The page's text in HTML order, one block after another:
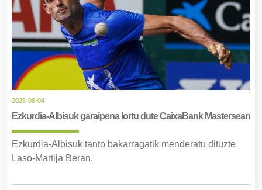
2026-08-04
Ezkurdia-Albisuk garaipena lortu dute CaixaBank Mastersean
Ezkurdia-Albisuk tanto bakarragatik menderatu dituzte
Laso-Martija Beran.